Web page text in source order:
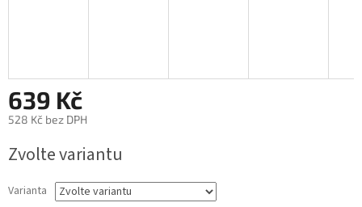
639 Kč
528 Kč bez DPH
cena:
Zvolte variantu
Varianta